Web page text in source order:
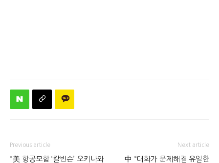
Previous article
“美 항공모함 ‘칼빈슨’ 오키나와
Next article
中 “대화가 문제해결 유일한